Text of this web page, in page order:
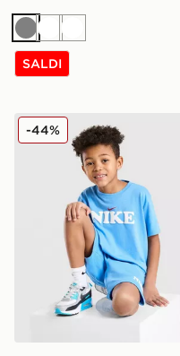
GrigioBiancoBianco
SALDI
Nike Completo
-44%